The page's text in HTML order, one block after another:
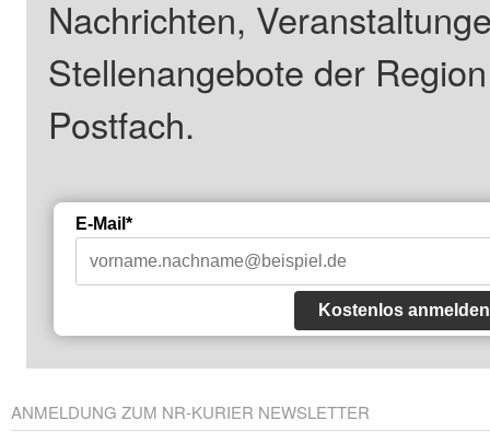
Nachrichten,
Stellenangebote der
Postfach.
E-Mail*
Kostenlos anmelden
ANMELDUNG ZUM NR-KURIER NEWSLETTER